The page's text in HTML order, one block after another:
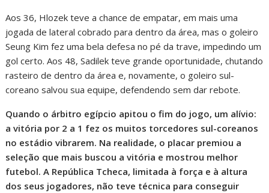
Aos 36, Hlozek teve a chance de empatar, em mais uma
jogada de lateral cobrado para dentro da área, mas o goleiro
Seung Kim fez uma bela defesa no pé da trave, impedindo um
gol certo. Aos 48, Sadilek teve grande oportunidade, chutando
rasteiro de dentro da área e, novamente, o goleiro sul-
coreano salvou sua equipe, defendendo sem dar rebote.
Quando o árbitro egípcio apitou o fim do jogo, um alívio:
a vitória por 2 a 1 fez os muitos torcedores sul-coreanos
no estádio vibrarem. Na realidade, o placar premiou a
seleção que mais buscou a vitória e mostrou melhor
futebol. A República Tcheca, limitada à força e à altura
dos seus jogadores, não teve técnica para conseguir